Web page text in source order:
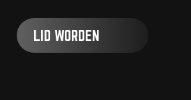
LID WORDEN